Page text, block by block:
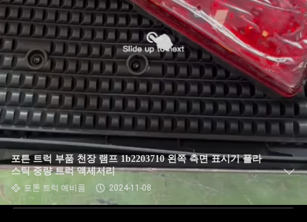
포튼 트럭 부품 천장 램프 1b2203710 왼쪽 측면 표시기 플라
스틱 중량 트럭 액세서리
포톤 트럭 예비품 2024-11-08